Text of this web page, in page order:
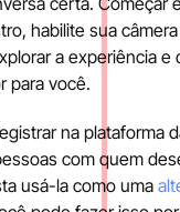
habilite sua
a experiência e
para você.
na plataforma
com quem
usá-la como uma